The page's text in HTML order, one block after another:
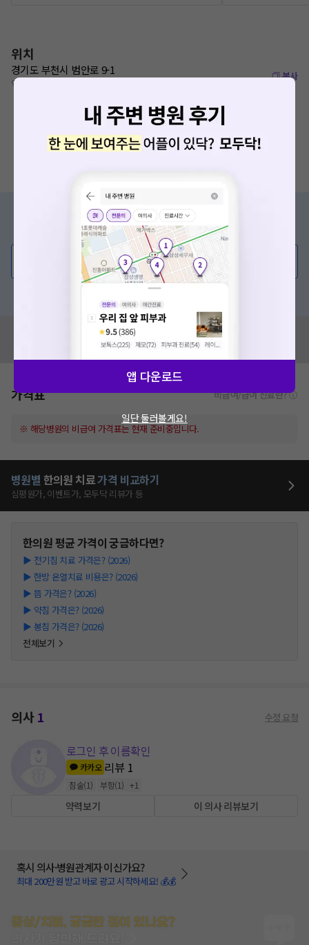
위치
경기도 부천시 범안로 9-1
역곡역 760m
복사
증상/치료, 궁금한 점이 있나요?
의사가 직접 답해드려요!
💬 무엇이든 물어보세요
혹은, 의료상담 서비스에 다양한 게시글 보러가기
혹시 잘못된 병원정보가 있나요?
모두닥 팀에 알려주세요!
가격표 비급여/급여 진료란?
※ 해당병원의 비급여 가격표는 현재 준비중입니다.
병원별 한의원 치료가격 비교하기
심평원가, 이벤트가, 모두닥 리뷰가 등
한의원평균 가격이 궁금하다면?
▶ 전기침 치료 가격은? (2026)
▶ 한방 온열치료 비용은? (2026)
▶ 뜸 가격은? (2026)
▶ 약침 가격은? (2026)
▶ 봉침 가격은? (2026)
전체보기
의사1 수정 요청
로그인 후 이름확인
카카오 리뷰 1
침술(1) 부항(1) +1
약력보기 이 의사 리뷰보기
혹시 의사·병원관계자 이신가요?
최대 200만원 받고 바로 광고 시작하세요! 💰💰
증상/치료, 궁금한 점이 있나요?
앱 다운로드
일단 둘러볼게요!